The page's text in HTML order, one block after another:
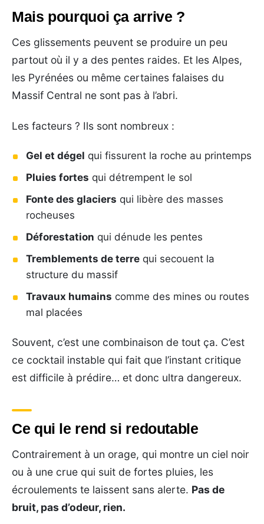
Mais pourquoi ça arrive ?
Ces glissements peuvent se produire un peu
partout où il y a des pentes raides. Et les Alpes,
les Pyrénées ou même certaines falaises du
Massif Central ne sont pas à l’abri.
Les facteurs ? Ils sont nombreux :
Gel et dégel qui fissurent la roche au printemps
Pluies fortes qui détrempent le sol
Fonte des glaciers qui libère des masses
rocheuses
Déforestation qui dénude les pentes
Tremblements de terre qui secouent la
structure du massif
Travaux humains comme des mines ou routes
mal placées
Souvent, c’est une combinaison de tout ça. C’est
ce cocktail instable qui fait que l’instant critique
est difficile à prédire… et donc ultra dangereux.
Ce qui le rend si redoutable
Contrairement à un orage, qui montre un ciel noir
ou à une crue qui suit de fortes pluies, les
écroulements te laissent sans alerte. Pas de
bruit, pas d’odeur, rien.